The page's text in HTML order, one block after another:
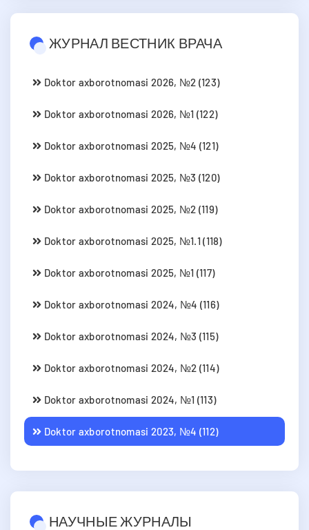
ЖУРНАЛ ВЕСТНИК ВРАЧА
Doktor axborotnomasi 2026, №2 (123)
Doktor axborotnomasi 2026, №1 (122)
Doktor axborotnomasi 2025, №4 (121)
Doktor axborotnomasi 2025, №3 (120)
Doktor axborotnomasi 2025, №2 (119)
Doktor axborotnomasi 2025, №1.1 (118)
Doktor axborotnomasi 2025, №1 (117)
Doktor axborotnomasi 2024, №4 (116)
Doktor axborotnomasi 2024, №3 (115)
Doktor axborotnomasi 2024, №2 (114)
Doktor axborotnomasi 2024, №1 (113)
Doktor axborotnomasi 2023, №4 (112)
НАУЧНЫЕ ЖУРНАЛЫ